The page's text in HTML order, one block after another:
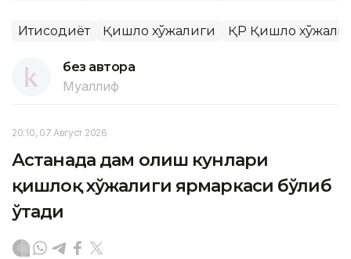
Иқтисодиёт Қишлоқ хўжалиги ҚР Қишлоқ
без автора
Муаллиф
20:10, 07 Август 2026
Астанада дам олиш кунлари
қишлоқ хўжалиги ярмаркаси бўлиб
ўтади